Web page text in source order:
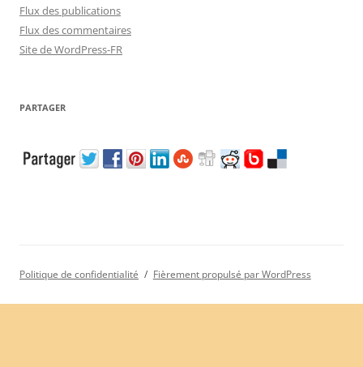
Flux des publications
Flux des commentaires
Site de WordPress-FR
PARTAGER
Politique de confidentialité Fièrement propulsé par WordPress